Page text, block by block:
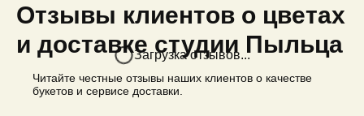
Отзывы клиентов о цветах
и доставке студии Пыльца
Читайте честные отзывы наших клиентов о качестве
букетов и сервисе доставки.
Загрузка отзывов...